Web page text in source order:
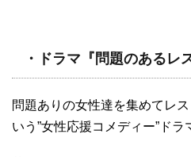
・ドラマ『問題のあるレ
問題ありの女性達を集めてレ
いう”女性応援コメディー”ドラ